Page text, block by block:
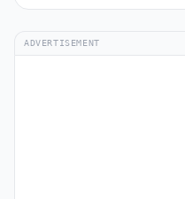
ADVERTISEMENT